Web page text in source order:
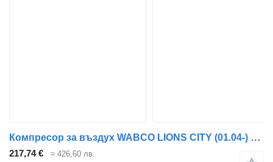
Компресор за въздух WABCO LIONS CITY (01.04-) TT01.33.002 за автобус MAN
217,74 € ≈ 426,60 лв.